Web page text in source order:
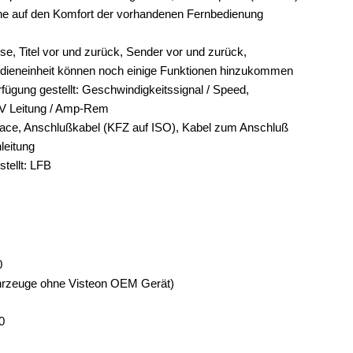
auf den Komfort der vorhandenen Fernbedienung
Titel vor und zurück, Sender vor und zurück,
können noch einige Funktionen hinzukommen
gestellt: Geschwindigkeitssignal / Speed,
Leitung / Amp-Rem
Anschlußkabel (KFZ auf ISO), Kabel zum Anschluß
LFB
ohne Visteon OEM Gerät)